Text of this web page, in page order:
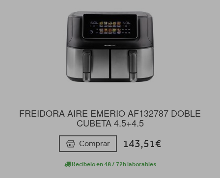
FREIDORA AIRE EMERIO AF132787 DOBLE
CUBETA 4.5+4.5
Comprar 143,51€
Recíbelo en 48 / 72h laborables